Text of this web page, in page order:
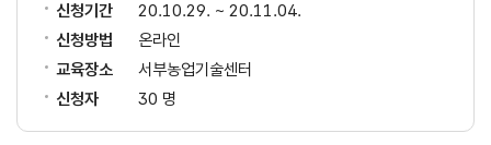
신청기간
20.10.29. ~ 20.11.04.
신청방법
온라인
교육장소
서부농업기술센터
신청자
30 명